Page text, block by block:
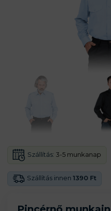
Szállítás innen 1390 Ft
Szállítás: 3-5 munkanap